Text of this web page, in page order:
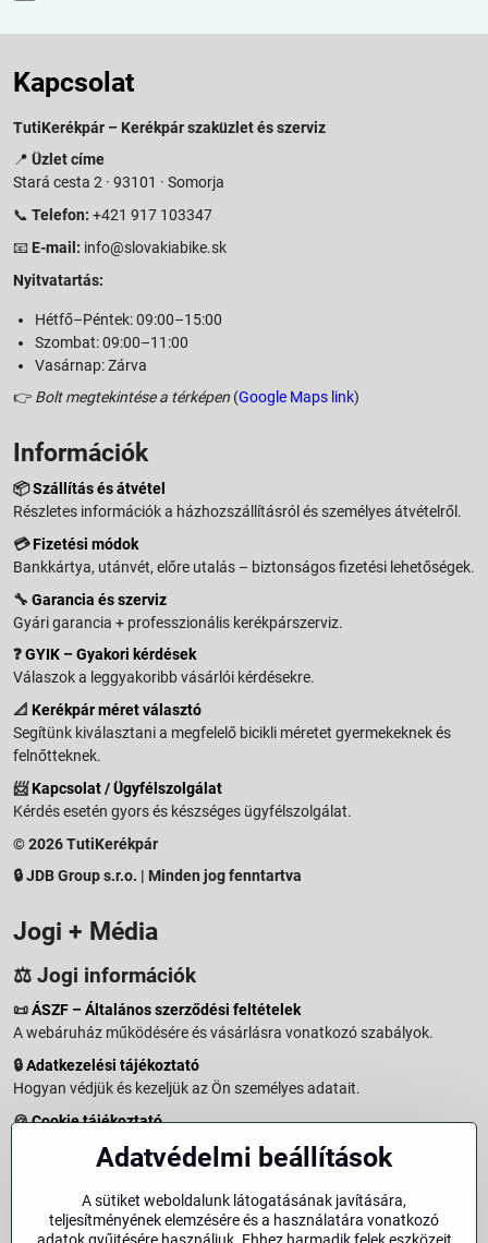
Kapcsolat
TutiKerékpár – Kerékpár szaküzlet és szerviz
📍 Üzlet címe
Stará cesta 2 · 93101 · Somorja
📞 Telefon: +421 917 103347
📧 E-mail: info@slovakiabike.sk
Nyitvatartás:
Hétfő–Péntek: 09:00–15:00
Szombat: 09:00–11:00
Vasárnap: Zárva
👉 Bolt megtekintése a térképen (Google Maps link)
Információk
📦Szállítás és átvétel
Részletes információk a házhozszállításról és személyes átvételről.
💳Fizetési módok
Bankkártya, utánvét, előre utalás – biztonságos fizetési lehetőségek.
🔧 Garancia és szerviz
Gyári garancia + professzionális kerékpárszerviz.
❓GYIK – Gyakori kérdések
Válaszok a leggyakoribb vásárlói kérdésekre.
📐 Kerékpár méret választó
Segítünk kiválasztani a megfelelő bicikli méretet gyermekeknek és
felnőtteknek.
📨Kapcsolat / Ügyfélszolgálat
Kérdés esetén gyors és készséges ügyfélszolgálat.
© 2026 TutiKerékpár
🔒 JDB Group s.r.o. | Minden jog fenntartva
Jogi + Média
⚖️ Jogi információk
📜ÁSZF – Általános szerződési feltételek
A webáruház működésére és vásárlásra vonatkozó szabályok.
🔒Adatkezelési tájékoztató
Hogyan védjük és kezeljük az Ön személyes adatait.
🍪Cookie tájékoztató
A weboldalon használt sütikről és adatkezelésről.
Vásárlástól való elállás menete és feltételei.
Elállás a szerződéstől
Adatvédelmi beállítások
A sütiket weboldalunk látogatásának javítására,
teljesítményének elemzésére és a használatára vonatkozó